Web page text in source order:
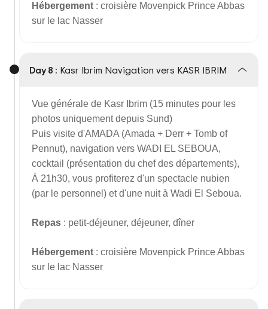
Hébergement : croisière Movenpick Prince Abbas
sur le lac Nasser
Day 8 : Kasr Ibrim Navigation vers KASR IBRIM
Vue générale de Kasr Ibrim (15 minutes pour les
photos uniquement depuis Sund)
Puis visite d'AMADA (Amada + Derr + Tomb of
Pennut), navigation vers WADI EL SEBOUA,
cocktail (présentation du chef des départements),
À 21h30, vous profiterez d'un spectacle nubien
(par le personnel) et d'une nuit à Wadi El Seboua.
Repas : petit-déjeuner, déjeuner, dîner
Hébergement : croisière Movenpick Prince Abbas
sur le lac Nasser